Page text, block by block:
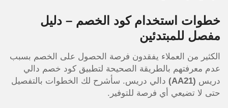
خطوات استخدام كود الخصم – دليل
مفصل للمبتدئين
الكثير من العملاء يفقدون فرصة الحصول على الخصم بسبب
عدم معرفتهم بالطريقة الصحيحة لتطبيق كود خصم دالي
دريس (AA21)
دالي دريس. سأشرح لك الخطوات بالتفصيل
حتى لا تضيعي أي فرصة للتوفير.